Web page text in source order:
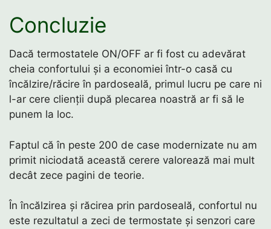
Concluzie
Dacă termostatele ON/OFF ar fi fost cu adevărat
cheia confortului și a economiei într-o casă cu
încălzire/răcire în pardoseală, primul lucru pe care ni
l-ar cere clienții după plecarea noastră ar fi să le
punem la loc.
Faptul că în peste 200 de case modernizate nu am
primit niciodată această cerere valorează mai mult
decât zece pagini de teorie.
În încălzirea și răcirea prin pardoseală, confortul nu
este rezultatul a zeci de termostate și senzori care